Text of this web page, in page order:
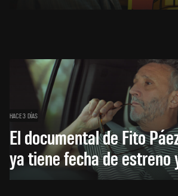
HACE 3 DÍAS
El documental de Fito
ya tiene fecha de